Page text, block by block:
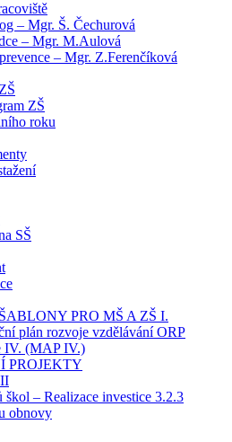
– Mgr. Š. Čechurová
– Mgr. M.Aulová
– Mgr. Z.Ferenčíková
ZŠ
roku
SŠ
PRO MŠ A ZŠ I.
plán rozvoje vzdělávání ORP
IV. (MAP IV.)
PROJEKTY
– Realizace investice 3.2.3
obnovy